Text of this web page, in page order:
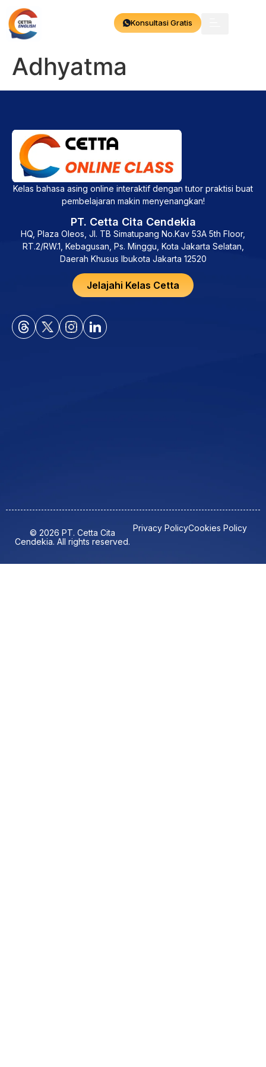
Konsultasi Gratis
Adhyatma
Kelas bahasa asing online interaktif dengan tutor praktisi buat
pembelajaran makin menyenangkan!
PT. Cetta Cita Cendekia
HQ, Plaza Oleos, Jl. TB Simatupang No.Kav 53A 5th Floor,
RT.2/RW.1, Kebagusan, Ps. Minggu, Kota Jakarta Selatan,
Daerah Khusus Ibukota Jakarta 12520
Jelajahi Kelas Cetta
© 2026 PT. Cetta Cita
Cendekia. All rights reserved.
Privacy PolicyCookies Policy